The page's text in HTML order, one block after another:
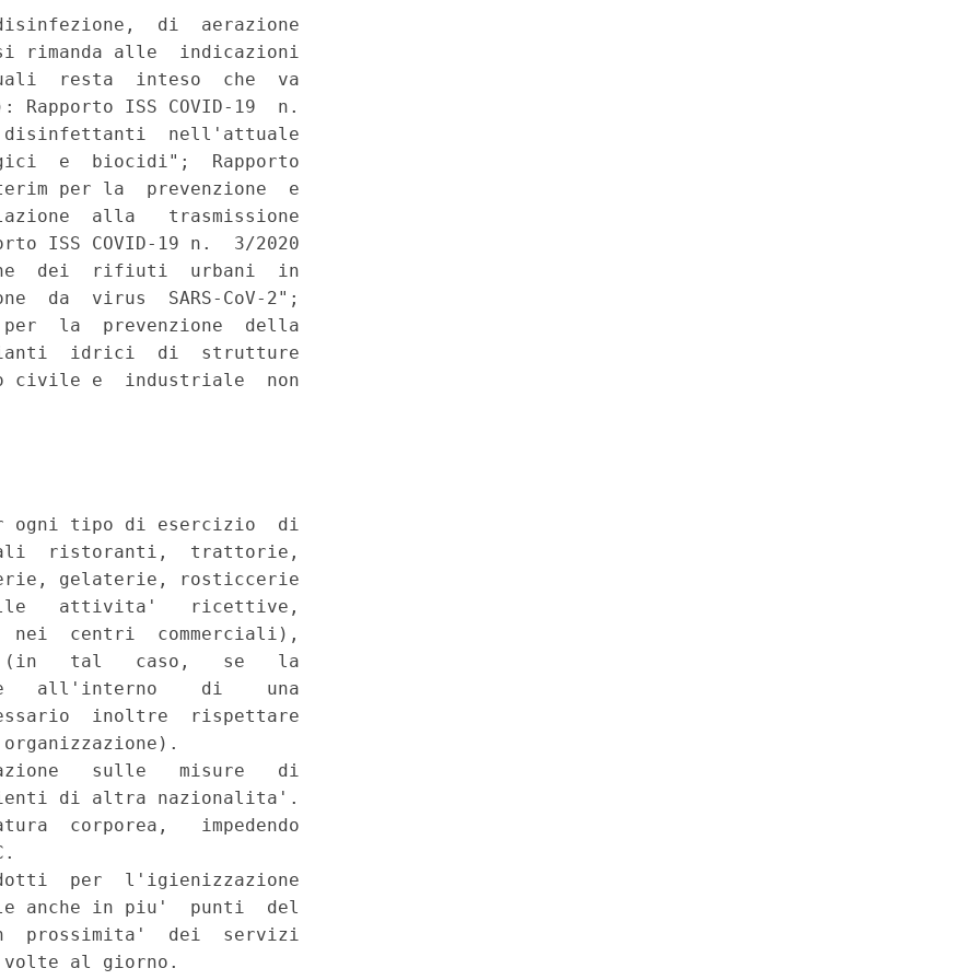
di  aerazione
rimanda alle  indicazioni
resta  inteso  che  va
ISS COVID-19  n.
disinfettanti  nell'attuale
e  biocidi";  Rapporto
per la  prevenzione  e
alla   trasmissione
ISS COVID-19 n.  3/2020
dei  rifiuti  urbani  in
da  virus  SARS-CoV-2";
per  la  prevenzione  della
idrici  di  strutture
e  industriale  non